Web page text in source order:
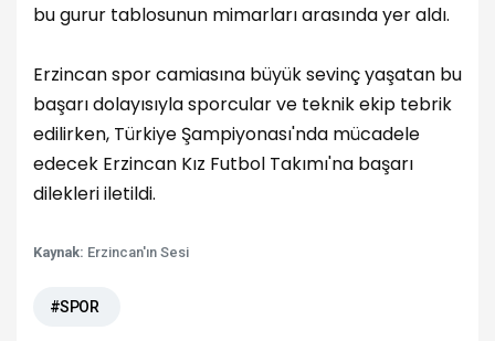
bu gurur tablosunun mimarları arasında yer aldı.
Erzincan spor camiasına büyük sevinç yaşatan bu
başarı dolayısıyla sporcular ve teknik ekip tebrik
edilirken, Türkiye Şampiyonası'nda mücadele
edecek Erzincan Kız Futbol Takımı'na başarı
dilekleri iletildi.
Kaynak: Erzincan'ın Sesi
#SPOR